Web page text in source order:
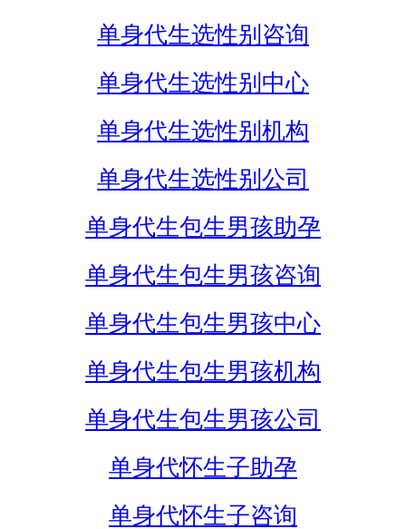
单身代生选性别咨询
单身代生选性别中心
单身代生选性别机构
单身代生选性别公司
单身代生包生男孩助孕
单身代生包生男孩咨询
单身代生包生男孩中心
单身代生包生男孩机构
单身代生包生男孩公司
单身代怀生子助孕
单身代怀生子咨询